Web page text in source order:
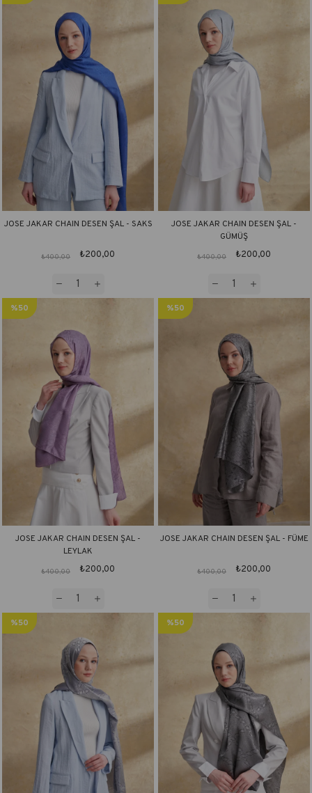
JOSE JAKAR CHAIN DESEN ŞAL - SAKS
₺200,00
₺400,00
JOSE JAKAR CHAIN DESEN ŞAL -
GÜMÜŞ
₺200,00
₺400,00
JOSE JAKAR CHAIN DESEN ŞAL -
LEYLAK
₺200,00
₺400,00
%50
JOSE JAKAR CHAIN DESEN ŞAL - FÜME
₺200,00
₺400,00
%50
%50
%50